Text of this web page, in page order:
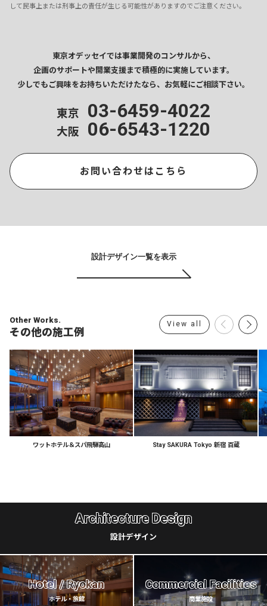
して民事上または刑事上の責任が生じる可能性がありますのでご注意ください。
東京オデッセイでは事業開発のコンサルから、
企画のサポートや開業支援まで積極的に実施しています。
少しでもご興味をお持ちいただけたなら、 お気軽にご相談下さい。
東京 03-6459-4022
大阪 06-6543-1220
お問い合わせはこちら
設計デザイン一覧を表示
Other Works.
その他の施工例
ワットホテル＆スパ飛騨高山 Stay SAKURA Tokyo 新宿 百蔵
View all
Architecture Design
設計デザイン
Hotel / Ryokan
ホテル・旅館
Commercial Facilities
商業施設